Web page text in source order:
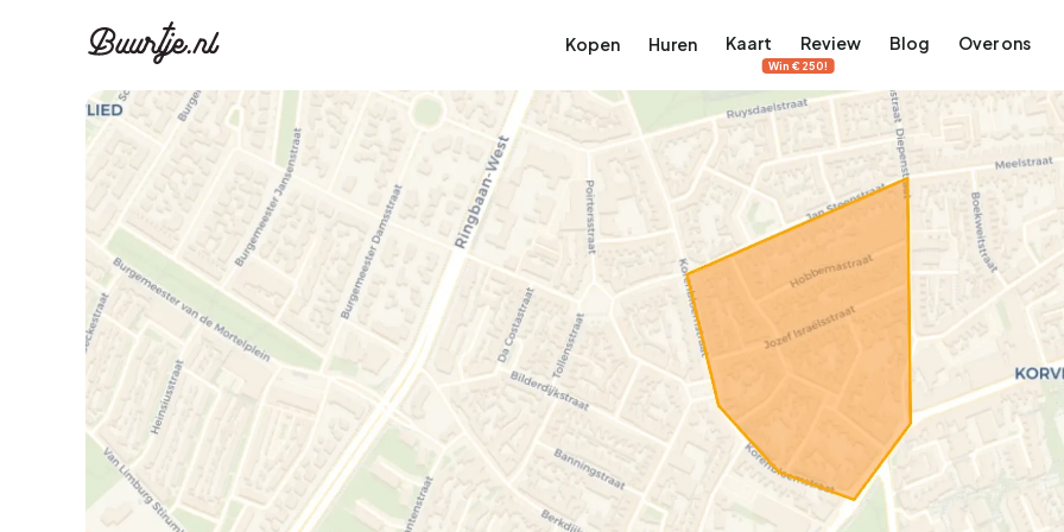
Kopen
Ontdek Amsterdam
Grachtengordel, Jordaan, De Pijp en meer
Koopwoningen in Amsterdam Bekijk op de kaart
5.657
Appartementen Studio's
380
Tussenwoning
Huren
Ontdek Amsterdam
Grachtengordel, Jordaan, De Pijp en meer
Huurwoningen in Amsterdam
2.427
Appartementen Studio's Tussenwoning
Kaart Review
Win €250!
Blog Over ons